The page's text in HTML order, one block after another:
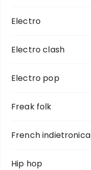
Electro
Electro clash
Electro pop
Freak folk
French indietronica
Hip hop